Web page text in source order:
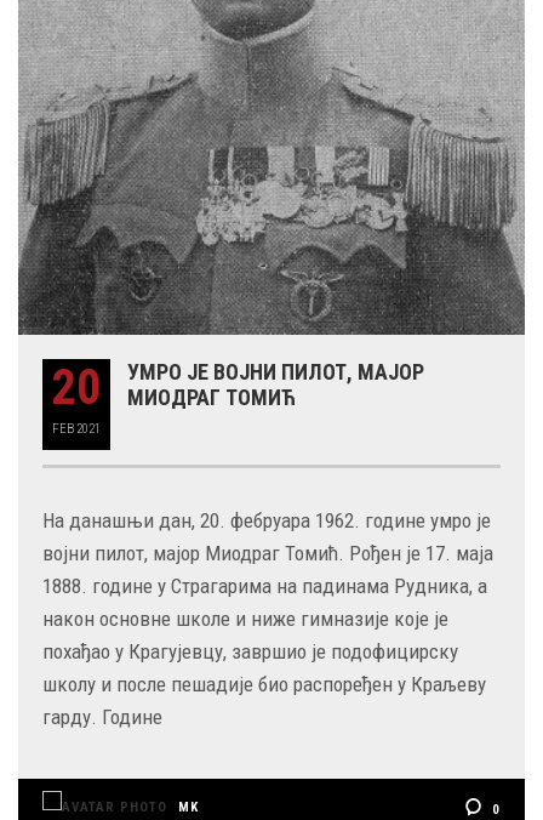
20
FEB 2021
УМРО ЈЕ ВОЈНИ ПИЛОТ, МАЈОР
МИОДРАГ ТОМИЋ
На данашњи дан, 20. фебруара 1962. године умро је
војни пилот, мајор Миодраг Томић. Рођен је 17. маја
1888. године у Страгарима на падинама Рудника, а
након основне школе и ниже гимназије које је
похађао у Крагујевцу, завршио је подофицирску
школу и после пешадије био распоређен у Краљеву
гарду. Године
MK 0